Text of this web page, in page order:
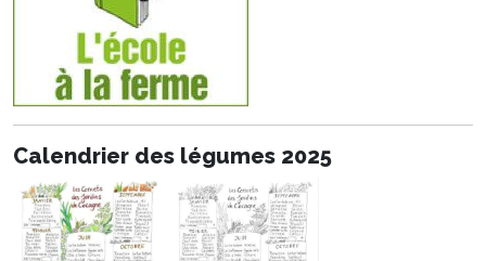
Calendrier des légumes 2025